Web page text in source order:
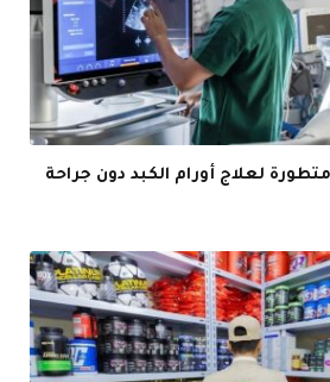
لعلاج أورام الكبد دون جراحة